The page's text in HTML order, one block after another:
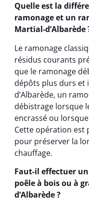
Quelle est la
ramonage et un
Martial-d’Albarède
Le ramonage
résidus courants
que le ramonage
dépôts plus durs et
d’Albarède, un
débistrage lorsque
encrassé ou
Cette opération
pour préserver la
chauffage.
Faut-il effectuer
poêle à bois ou à
d’Albarède ?